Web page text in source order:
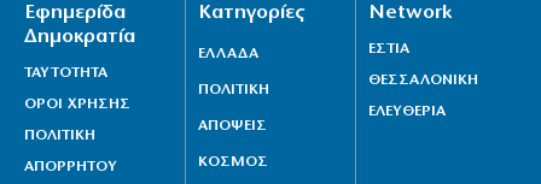
Εφημερίδα
Δημοκρατία
ΤΑΥΤΟΤΗΤΑ
ΟΡΟΙ ΧΡΗΣΗΣ
ΠΟΛΙΤΙΚΗ
ΑΠΟΡΡΗΤΟΥ
Κατηγορίες
ΕΛΛΑΔΑ
ΠΟΛΙΤΙΚΗ
ΑΠΟΨΕΙΣ
ΚΟΣΜΟΣ
Network
ΕΣΤΙΑ
ΘΕΣΣΑΛΟΝΙΚΗ
ΕΛΕΥΘΕΡΙΑ